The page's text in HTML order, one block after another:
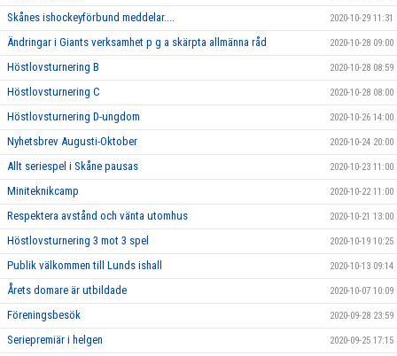
Skånes ishockeyförbund meddelar.... 2020-10-29 11:31
Ändringar i Giants verksamhet p g a skärpta allmänna råd 2020-10-28 09:00
Höstlovsturnering B 2020-10-28 08:59
Höstlovsturnering C 2020-10-28 08:00
Höstlovsturnering D-ungdom 2020-10-26 14:00
Nyhetsbrev Augusti-Oktober 2020-10-24 20:00
Allt seriespel i Skåne pausas 2020-10-23 11:00
Miniteknikcamp 2020-10-22 11:00
Respektera avstånd och vänta utomhus 2020-10-21 13:00
Höstlovsturnering 3 mot 3 spel 2020-10-19 10:25
Publik välkommen till Lunds ishall 2020-10-13 09:14
Årets domare är utbildade 2020-10-07 10:09
Föreningsbesök 2020-09-28 23:59
Seriepremiär i helgen 2020-09-25 17:15